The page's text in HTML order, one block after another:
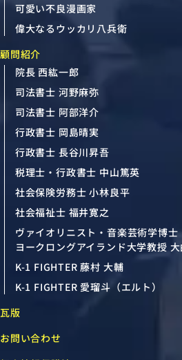
可愛い不良漫画家
偉大なるウッカリ八兵衛
顧問紹介
院長 西紘一郎
司法書士 河野麻弥
司法書士 阿部洋介
行政書士 岡島晴実
行政書士 長谷川昇吾
税理士・行政書士 中山篤英
社会保険労務士 小林良平
社会福祉士 福井寛之
ヴァイオリニスト・音楽芸術学博士
ヨークロングアイランド大学教授
K-1 FIGHTER 藤村 大輔
K-1 FIGHTER 愛瑠斗（エルト）
瓦版
お問い合わせ